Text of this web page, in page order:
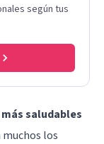
según tus
saludables
muchos los